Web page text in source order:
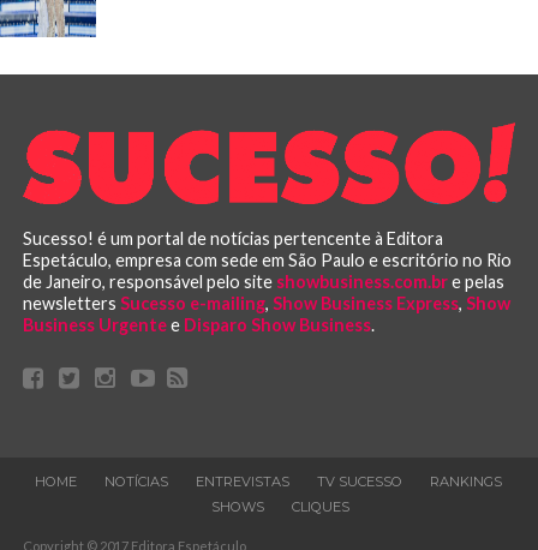
Sucesso! é um portal de notícias pertencente à Editora
Espetáculo, empresa com sede em São Paulo e escritório no Rio
de Janeiro, responsável pelo site showbusiness.com.bre pelas
newsletters Sucesso e-mailing, Show Business Express, Show
Business Urgentee Disparo Show Business.
HOME NOTÍCIAS ENTREVISTAS TV SUCESSO
RANKINGS
SHOWS
CLIQUES
Copyright © 2017 Editora Espetáculo